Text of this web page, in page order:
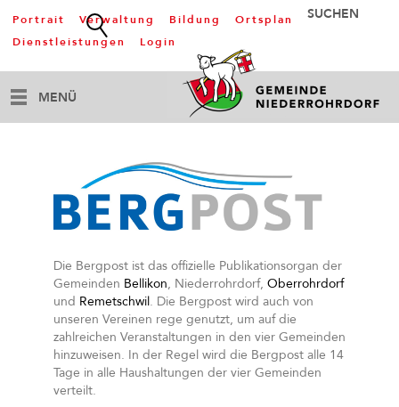
Portrait Verwaltung Bildung
Ortsplan
Dienstleistungen
Login
MENÜ
Die Bergpost ist das offizielle Publikationsorgan der
Gemeinden Bellikon, Niederrohrdorf, Oberrohrdorf
und Remetschwil. Die Bergpost wird auch von
unseren Vereinen rege genutzt, um auf die
zahlreichen Veranstaltungen in den vier Gemeinden
hinzuweisen. In der Regel wird die Bergpost alle 14
Tage in alle Haushaltungen der vier Gemeinden
verteilt.